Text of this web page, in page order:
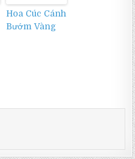
Hoa Cúc Cánh
Bướm Vàng